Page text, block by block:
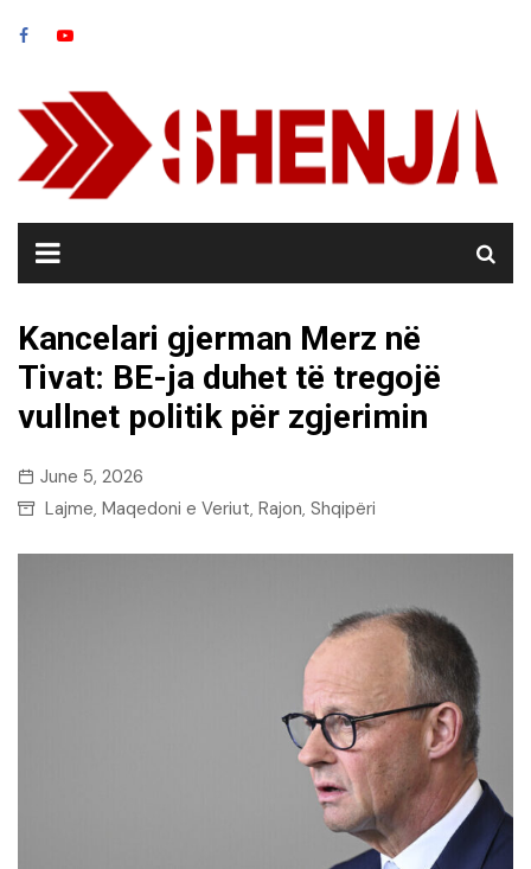
Kancelari gjerman Merz në
Tivat: BE-ja duhet të tregojë
vullnet politik për zgjerimin
June 5, 2026
Lajme, Maqedoni e Veriut, Rajon, Shqipëri